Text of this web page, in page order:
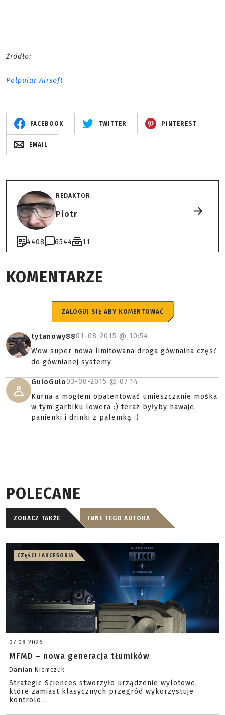
Źródło:
Polpular Airsoft
FACEBOOK TWITTER PINTEREST
EMAIL
REDAKTOR
Piotr
4408 6544 11
KOMENTARZE
ZALOGUJ SIĘ ABY KOMENTOWAĆ
tytanowy8801-08-2015 @ 10:54
Wow super nowa limitowana droga gównaina częsć
do gównianej systemy
GuloGulo03-08-2015 @ 07:14
Kurna a mogłem opatentować umieszczanie mośka
w tym garbiku lowera :) teraz byłyby hawaje,
panienki i drinki z palemką :)
POLECANE
ZOBACZ TAKŻE INNE TEGO AUTORA
CZĘŚCI I AKCESORIA
07.08.2026
MFMD – nowa generacja tłumików
Damian Niemczuk
Strategic Sciences stworzyło urządzenie wylotowe,
które zamiast klasycznych przegród wykorzystuje
kontrolo...